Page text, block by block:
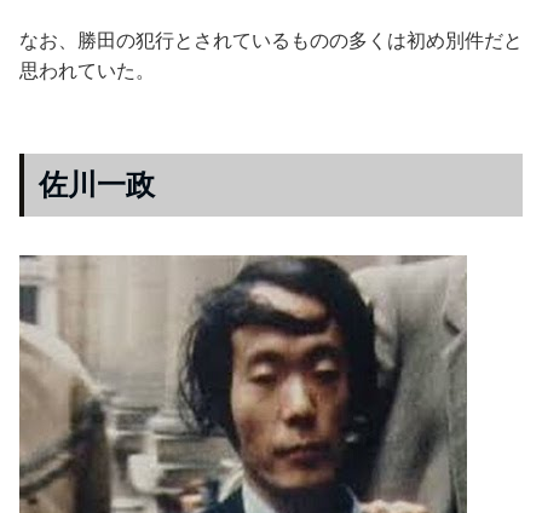
なお、勝田の犯行とされているものの多くは初め別件だと
思われていた。
佐川一政